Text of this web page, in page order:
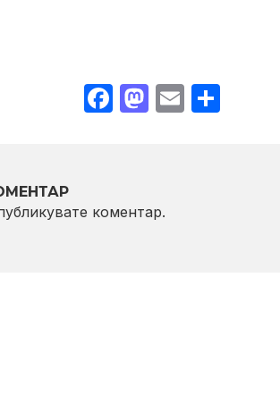
Facebook
Mastodon
EmailShare
коментар.